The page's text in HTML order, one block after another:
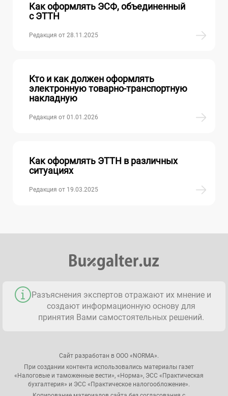
Как оформлять ЭСФ, объединенный
с ЭТТН
Редакция от 28.11.2025
Кто и как должен оформлять
электронную товарно-транспортную
накладную
Редакция от 01.01.2026
Как оформлять ЭТТН в различных
ситуациях
Редакция от 19.03.2025
Разъяснения экспертов отражают их мнение и
создают информационную основу для
принятия Вами самостоятельных решений.
Сайт разработан в ООО «NORMA».
При создании контента использовались материалы газет
«Налоговые и таможенные вести», «Норма», ЭСС «Практическая
бухгалтерия» и ЭСС «Практическое налогообложение».